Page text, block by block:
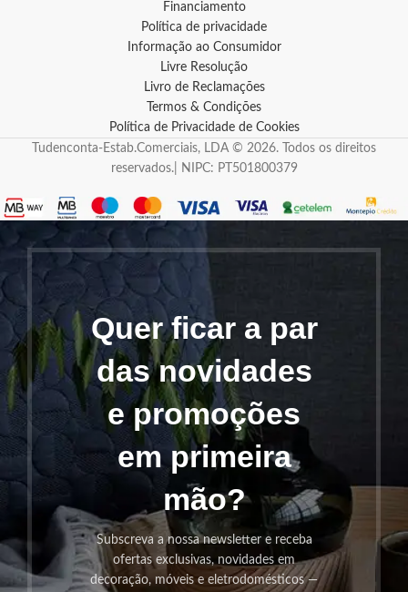
Financiamento
Política de privacidade
Informação ao Consumidor
Livre Resolução
Livro de Reclamações
Termos & Condições
Política de Privacidade de Cookies
Tudenconta-Estab.Comerciais, LDA © 2026. Todos os direitos
reservados.| NIPC: PT501800379
Quer ficar a par
das novidades
e promoções
em primeira
mão?
Subscreva a nossa newsletter e receba
ofertas exclusivas, novidades em
decoração, móveis e eletrodomésticos —